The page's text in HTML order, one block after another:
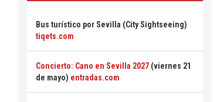
Bus turístico por Sevilla (City Sightseeing)
tiqets.com
Concierto: Cano en Sevilla 2027 (viernes 21
de mayo) entradas.com